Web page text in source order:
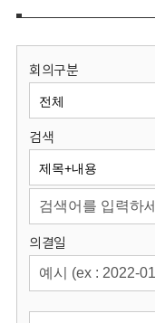
보
원
회
회의구분
검색
의결일